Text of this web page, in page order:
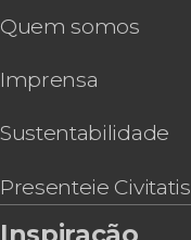
Quem somos
Imprensa
Sustentabilidade
Presenteie Civitatis
Inspiração